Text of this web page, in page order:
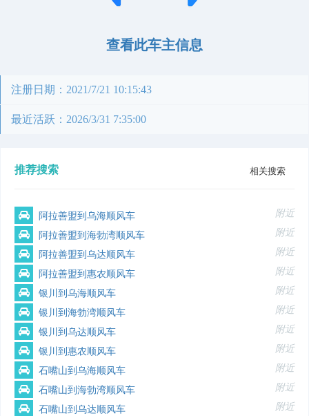
查看此车主信息
注册日期：2021/7/21 10:15:43
最近活跃：2026/3/31 7:35:00
推荐搜索 相关搜索
阿拉善盟到乌海顺风车 附近
阿拉善盟到海勃湾顺风车 附近
阿拉善盟到乌达顺风车 附近
阿拉善盟到惠农顺风车 附近
银川到乌海顺风车 附近
银川到海勃湾顺风车 附近
银川到乌达顺风车 附近
银川到惠农顺风车 附近
石嘴山到乌海顺风车 附近
石嘴山到海勃湾顺风车 附近
石嘴山到乌达顺风车 附近